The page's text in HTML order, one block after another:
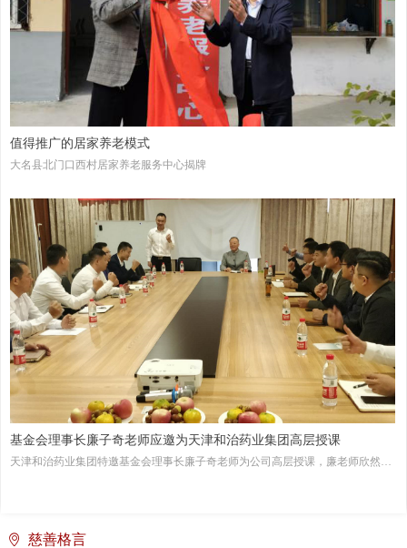
值得推广的居家养老模式
大名县北门口西村居家养老服务中心揭牌
基金会理事长廉子奇老师应邀为天津和治药业集团高层授课
天津和治药业集团特邀基金会理事长廉子奇老师为公司高层授课，廉老师欣然应
ꄹ 慈善格言